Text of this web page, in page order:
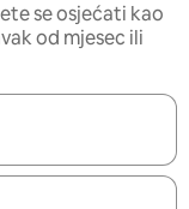
se osjećati kao
od mjesec ili
ćete ih pregledati